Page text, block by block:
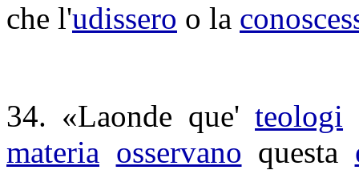
che l'udissero o la
34. «Laonde que'teologi
materia osservano questa